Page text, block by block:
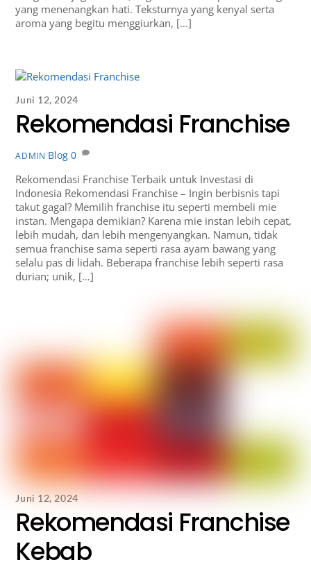
yang menenangkan hati. Teksturnya yang kenyal serta
aroma yang begitu menggiurkan, […]
Juni 12, 2024
Rekomendasi Franchise
ADMIN Blog 0
Rekomendasi Franchise Terbaik untuk Investasi di
Indonesia Rekomendasi Franchise – Ingin berbisnis tapi
takut gagal? Memilih franchise itu seperti membeli mie
instan. Mengapa demikian? Karena mie instan lebih cepat,
lebih mudah, dan lebih mengenyangkan. Namun, tidak
semua franchise sama seperti rasa ayam bawang yang
selalu pas di lidah. Beberapa franchise lebih seperti rasa
durian; unik, […]
Juni 12, 2024
Rekomendasi Franchise
Kebab